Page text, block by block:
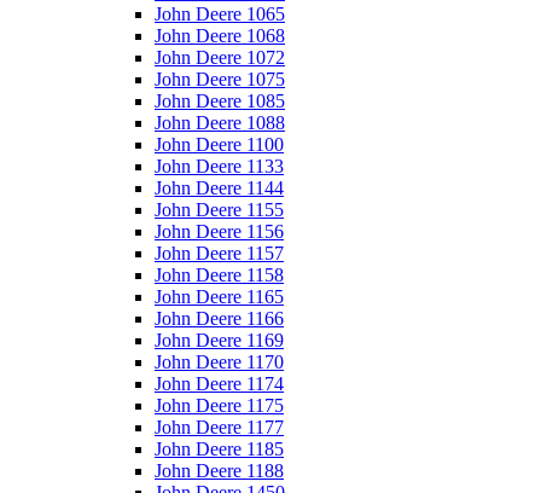
John Deere 1065
John Deere 1068
John Deere 1072
John Deere 1075
John Deere 1085
John Deere 1088
John Deere 1100
John Deere 1133
John Deere 1144
John Deere 1155
John Deere 1156
John Deere 1157
John Deere 1158
John Deere 1165
John Deere 1166
John Deere 1169
John Deere 1170
John Deere 1174
John Deere 1175
John Deere 1177
John Deere 1185
John Deere 1188